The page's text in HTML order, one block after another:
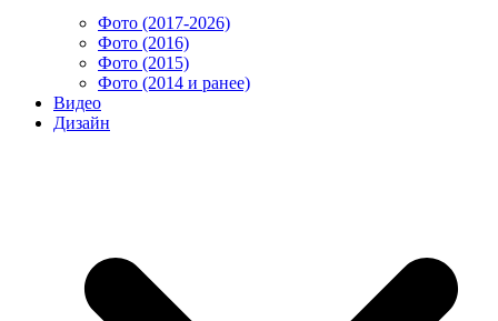
Фото (2017-2026)
Фото (2016)
Фото (2015)
Фото (2014 и ранее)
Видео
Дизайн